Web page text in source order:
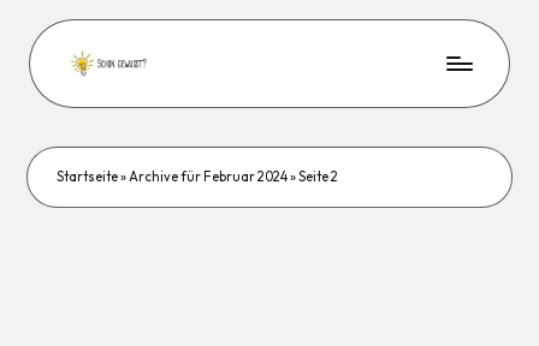
Startseite»Archive für Februar 2024»Seite 2